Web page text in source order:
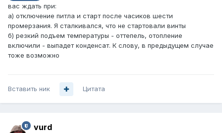
вас ждать при:
а) отключение питла и старт после часиков шести
промерзания. Я сталкивался, что не стартовали винты
б) резкий подъем температуры - оттепель, отопление
включили - выпадет конденсат. К слову, в предыдущем случае
тоже возможно
Вставить ник Цитата
vurd